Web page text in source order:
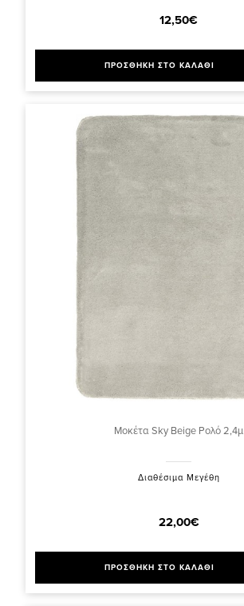
12,50€
ΠΡΟΣΘΗΚΗ ΣΤΟ ΚΑΛΑΘΙ
Μοκέτα Sky Beige Ρολό 2,4μ
Διαθέσιμα Μεγέθη
22,00€
ΠΡΟΣΘΗΚΗ ΣΤΟ ΚΑΛΑΘΙ